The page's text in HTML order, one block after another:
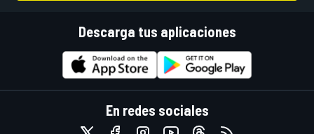
Descarga tus aplicaciones
En redes sociales